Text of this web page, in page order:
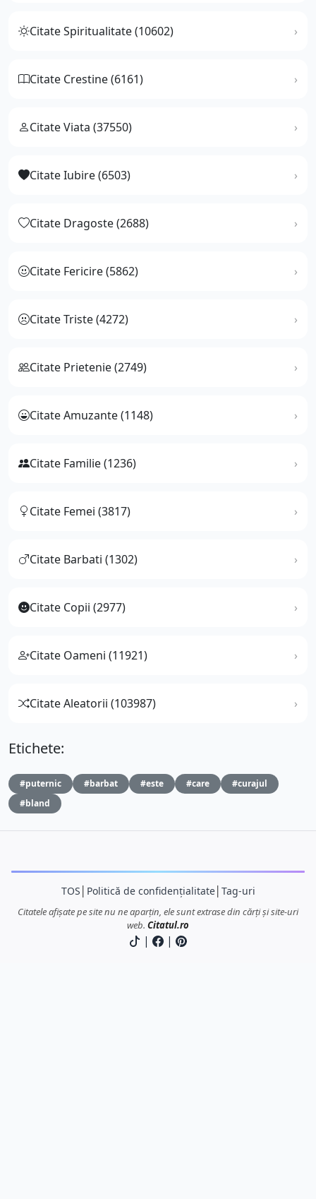
Citate Spiritualitate (10602)
Citate Crestine (6161)
Citate Viata (37550)
Citate Iubire (6503)
Citate Dragoste (2688)
Citate Fericire (5862)
Citate Triste (4272)
Citate Prietenie (2749)
Citate Amuzante (1148)
Citate Familie (1236)
Citate Femei (3817)
Citate Barbati (1302)
Citate Copii (2977)
Citate Oameni (11921)
Citate Aleatorii (103987)
Etichete:
#puternic #barbat #este #care
#curajul
#bland
TOS Politică de confidențialitate│ Tag-uri
Citatele afișate pe site nu ne aparțin, ele sunt extrase din cărți și site-uri
web. Citatul.ro
| |